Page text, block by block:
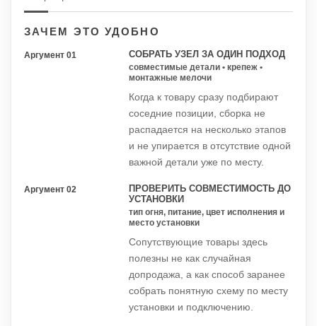
ЗАЧЕМ ЭТО УДОБНО
Аргумент 01 СОБРАТЬ УЗЕЛ ЗА ОДИН ПОДХОД
совместимые детали • крепеж •
монтажные мелочи
Когда к товару сразу подбирают
соседние позиции, сборка не
распадается на несколько этапов
и не упирается в отсутствие одной
важной детали уже по месту.
Аргумент 02
ПРОВЕРИТЬ СОВМЕСТИМОСТЬ ДО
УСТАНОВКИ
тип огня, питание, цвет исполнения и
место установки
Сопутствующие товары здесь
полезны не как случайная
допродажа, а как способ заранее
собрать понятную схему по месту
установки и подключению.